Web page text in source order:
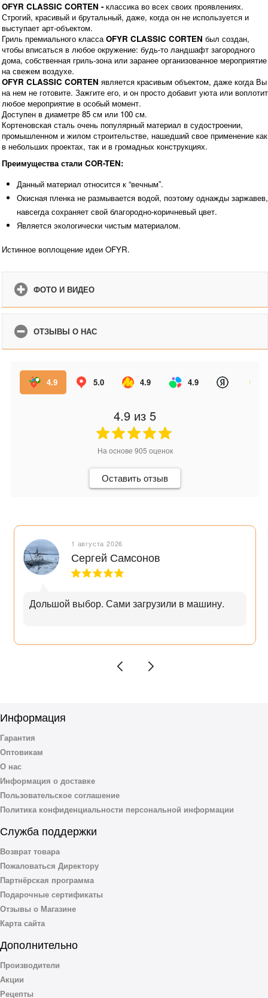
OFYR CLASSIC CORTEN - классика во всех своих проявлениях.
Строгий, красивый и брутальный, даже, когда он не используется и
выступает арт-объектом.
Гриль премиального класса OFYR CLASSIC CORTEN был создан,
чтобы вписаться в любое окружение: будь-то ландшафт загородного
дома, собственная гриль-зона или заранее организованное мероприятие
на свежем воздухе.
OFYR CLASSIC CORTEN является красивым объектом, даже когда Вы
на нем не готовите. Зажгите его, и он просто добавит уюта или воплотит
любое мероприятие в особый момент.
Доступен в диаметре 85 см или 100 см.
Кортеновская сталь очень популярный материал в судостроении,
промышленном и жилом строительстве, нашедший свое применение как
в небольших проектах, так и в громадных конструкциях.
Преимущества стали COR-TEN:
Данный материал относится к “вечным”.
Окисная пленка не размывается водой, поэтому однажды заржавев,
навсегда сохраняет свой благородно-коричневый цвет.
Является экологически чистым материалом.
Истинное воплощение идеи OFYR.
ФОТО И ВИДЕО
ОТЗЫВЫ О НАС
4.9 5.0 4.9 4.9
4.9 из 5
На основе 905 оценок
Оставить отзыв
1 августа 2026
Сергей Самсонов
Дольшой выбор. Сами загрузили в машину.
Информация
Гарантия
Оптовикам
О нас
Информация о доставке
Пользовательское соглашение
Политика конфиденциальности персональной информации
Служба поддержки
Возврат товара
Пожаловаться Директору
Партнёрская программа
Подарочные сертификаты
Отзывы о Магазине
Карта сайта
Дополнительно
Производители
Акции
Рецепты